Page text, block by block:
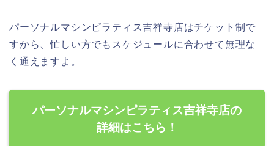
パーソナルマシンピラティス吉祥寺店はチケット制で
すから、忙しい方でもスケジュールに合わせて無理な
く通えますよ。
パーソナルマシンピラティス吉祥寺店の
詳細はこちら！